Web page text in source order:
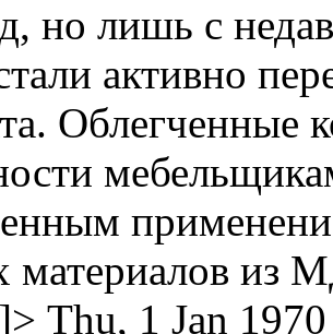
но лишь с
активно
Облегченные
материалов
Thu, 1 Jan